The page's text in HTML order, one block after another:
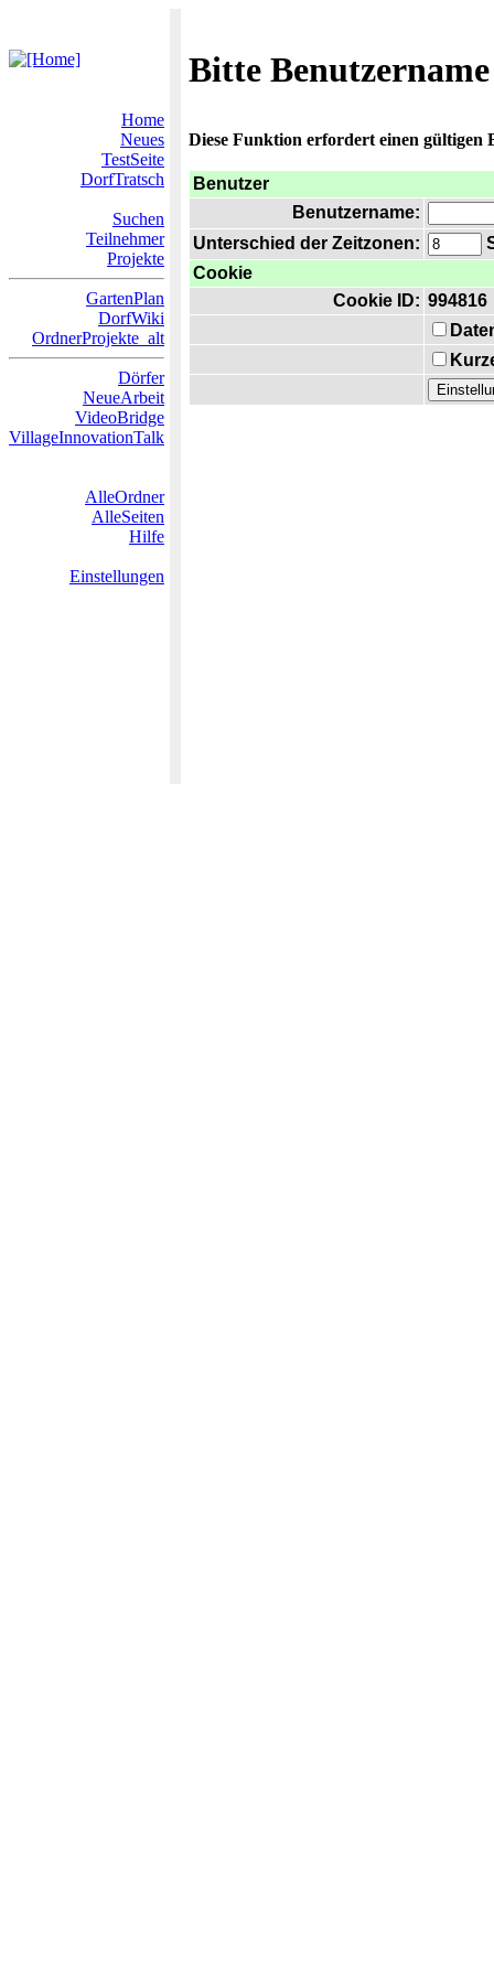
Bitte
Home
Neues
TestSeite
DorfTratsch
Suchen
Teilnehmer
Projekte
GartenPlan
DorfWiki
OrdnerProjekte_alt
Dörfer
NeueArbeit
VideoBridge
VillageInnovationTalk
AlleOrdner
AlleSeiten
Hilfe
Einstellungen
Diese Funktion erfordert einen gültigen
Benutzer
Benutzername:
Unterschied der Zeitzonen:
Cookie
Cookie ID: 994816